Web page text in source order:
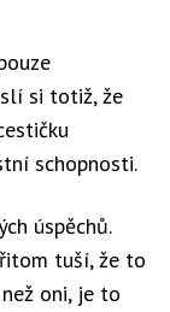
si totiž, že
schopnosti.
úspěchů.
tuší, že to
oni, je to